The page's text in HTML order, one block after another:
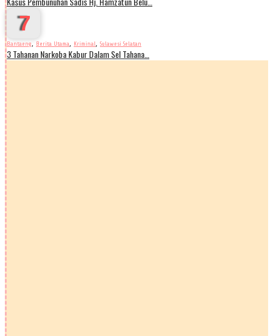
7
Bantaeng, Berita Utama, Kriminal, Sulawesi Selatan
3 Tahanan Narkoba Kabur Dalam Sel Tahana…